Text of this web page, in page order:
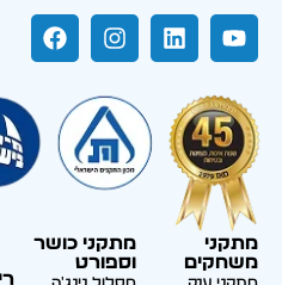
מתקני
משחקים
מתקני כושר
וספורט